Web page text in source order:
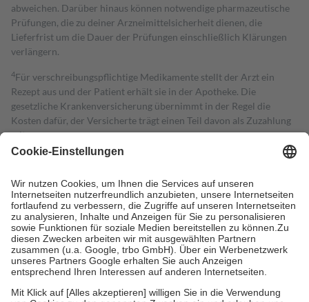
abweichen. Darüber hinaus können notwendige pharmazeutische
Prüfungen, die zu deiner Arzneimittelsicherheit dienen, die
Lieferfrist um die Dauer der Prüfungen einschließlich Klärungen
verlängern.
4Für verschreibungspflichtige Medikamente stellt der Arzt ein
Rezept aus und der Patient erhält sie in der Apotheke. Die
gesetzliche Krankenversicherung übernimmt in der Regel die
Kosten dafür, der Versicherte trägt einen Teil davon als Zuzahlung
mit.
Grundsätzlich leisten Mitglieder Zuzahlungen in Höhe von zehn
höchstens zehn Euro.
Es sind jedoch nie mehr als die tatsächlichen
Kosten der Leistung zu entrichten.
Diese Regeln gelten grundsätzlich auch für Online-Apotheken.
Bei Heilmitteln und häuslicher Krankenpflege beträgt die
Zuzahlung zehn Prozent der Kosten sowie zehn Euro je
Verordnung.
Um das Engagement der Versicherten für ihre eigene Gesundheit zu
stärken und die besondere Stellung der Familie zu unterstützen,
fallenkeine Zuzahlungenan bei: